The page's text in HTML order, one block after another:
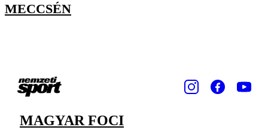
MECCSÉN
MAGYAR FOCI